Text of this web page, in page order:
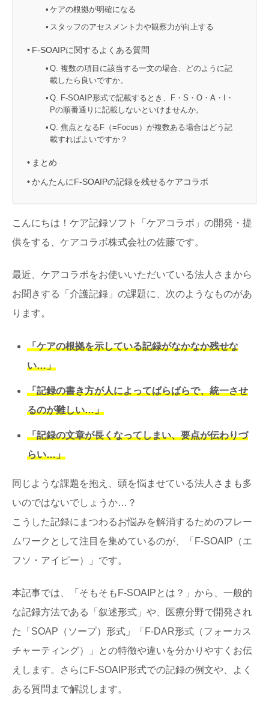
ケアの根拠が明確になる
スタッフのアセスメント力や観察力が向上する
F-SOAIPに関するよくある質問
Q. 複数の項目に該当する一文の場合、どのように記
載したら良いですか。
Q. F-SOAIP形式で記載するとき、F・S・O・A・I・
Pの順番通りに記載しないといけませんか。
Q. 焦点となるF（=Focus）が複数ある場合はどう記
載すればよいですか？
まとめ
かんたんにF-SOAIPの記録を残せるケアコラボ
こんにちは！ケア記録ソフト「ケアコラボ」の開発・提
供をする、ケアコラボ株式会社の佐藤です。
最近、ケアコラボをお使いいただいている法人さまから
お聞きする「介護記録」の課題に、次のようなものがあ
ります。
「ケアの根拠を示している記録がなかなか残せな
い…」
「記録の書き方が人によってばらばらで、統一させ
るのが難しい…」
「記録の文章が長くなってしまい、要点が伝わりづ
らい…」
同じような課題を抱え、頭を悩ませている法人さまも多
いのではないでしょうか…？
こうした記録にまつわるお悩みを解消するためのフレー
ムワークとして注目を集めているのが、「F-SOAIP（エ
フソ・アイピー）」です。
本記事では、「そもそもF-SOAIPとは？」から、一般的
な記録方法である「叙述形式」や、医療分野で開発され
た「SOAP（ソープ）形式」「F-DAR形式（フォーカス
チャーティング）」との特徴や違いを分かりやすくお伝
えします。さらにF-SOAIP形式での記録の例文や、よく
ある質問まで解説します。